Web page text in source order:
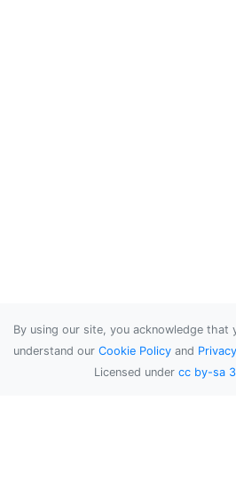
By using our site, you acknowledge that
understand our Cookie Policy and
Licensed under cc by-sa